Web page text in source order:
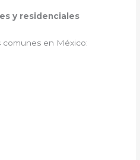
y residenciales
comunes en México: